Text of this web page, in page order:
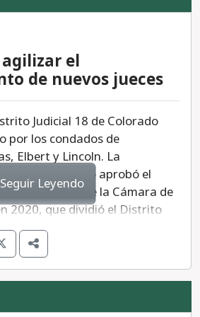
el
de nuevos jueces
Judicial 18 de Colorado
por los condados de
Elbert y Lincoln. La
de Colorado aprobó el
(HB 1026) de la Cámara de
2020, que dividió el Distrito
los condados de Douglas,
Distrito Judicial 23 el 7 de
Distrito Judicial 23 incluirá ocho
Seguir Leyendo